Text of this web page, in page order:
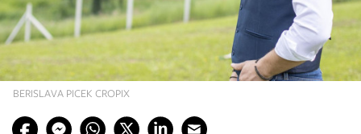
BERISLAVA PICEK CROPIX